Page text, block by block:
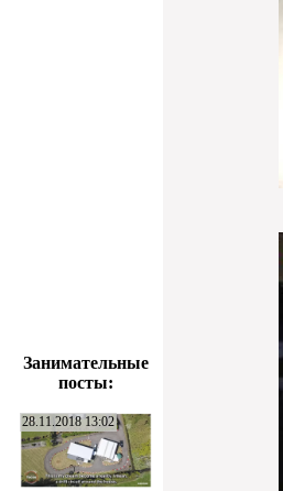
Занимательные
посты:
28.11.2018 13:02